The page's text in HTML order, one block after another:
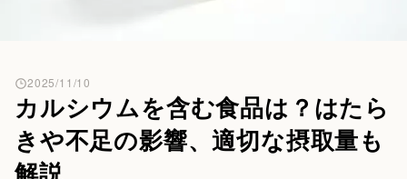
カルシウムを含む食品は？はたら
きや不足の影響、適切な摂取量も
解説
2025/11/10